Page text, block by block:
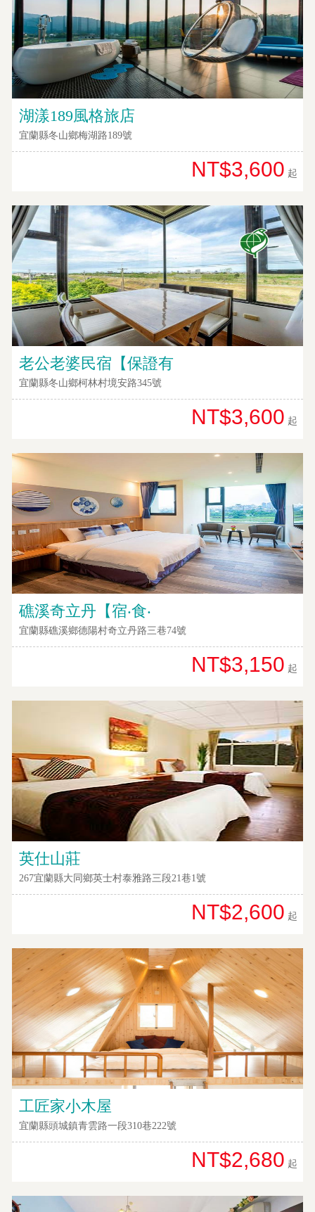
單
Line
線
上
客
服
利
查
詢
訂
房
Q&A
國
旅
請
款
收
據
合
作
提
案
作
廠
商
合
作
旅
伴
商
品
傳
湖漾189風格旅店
宜蘭縣冬山鄉梅湖路189號
NT$3,600 起
老公老婆民宿【保證有
宜蘭縣冬山鄉柯林村境安路345號
NT$3,600 起
礁溪奇立丹【宿‧食‧
宜蘭縣礁溪鄉德陽村奇立丹路三巷74號
NT$3,150 起
英仕山莊
267宜蘭縣大同鄉英士村泰雅路三段21巷1號
NT$2,600 起
工匠家小木屋
宜蘭縣頭城鎮青雲路一段310巷222號
NT$2,680 起